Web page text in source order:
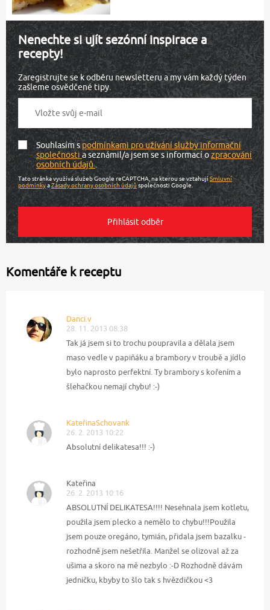
Nenechte si ujít sezónní inspirace a
recepty!
Zaregistrujte se k odběru newsletteru a my vám každý týden
zašleme osvědčené tipy.
Souhlasím spodmínkami pro užívání služby informační
společnostia seznámil/a jsem se s informací ozpracování
osobních údajů.
Tato stránka využívá služeb Google reCAPTCHA, na kterou se vztahujíSmluvní
podmínkyaZásady ochrany osobních údajů společnosti Google.
Komentáře k receptu
Danci.v
28. 11. 2013 08:38
Tak já jsem si to trochu poupravila a dělala jsem
maso vedle v papiňáku a brambory v troubě a jídlo
bylo naprosto perfektní. Ty brambory s kořením a
šlehačkou nemají chybu! :-)
KateřinaSchovank
26. 2. 2013 10:22
Absolutní delikatesa!!! :-)
Kateřina
26. 2. 2013 10:16
ABSOLUTNÍ DELIKATESA!!!! Nesehnala jsem kotletu,
použila jsem plecko a nemělo to chybu!!!Použila
jsem pouze oregáno, tymián, přidala jsem bazalku -
rozhodně jsem nešetřila. Manžel se olizoval až za
ušima a skoro na mě nezbylo :-D Rozhodně dávám
jedničku, kbyby to šlo tak s hvězdičkou <3